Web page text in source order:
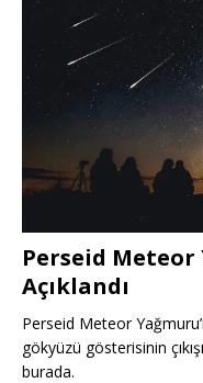
Perseid
Açıklandı
Perseid Meteor
gökyüzü gösterisinin
burada.